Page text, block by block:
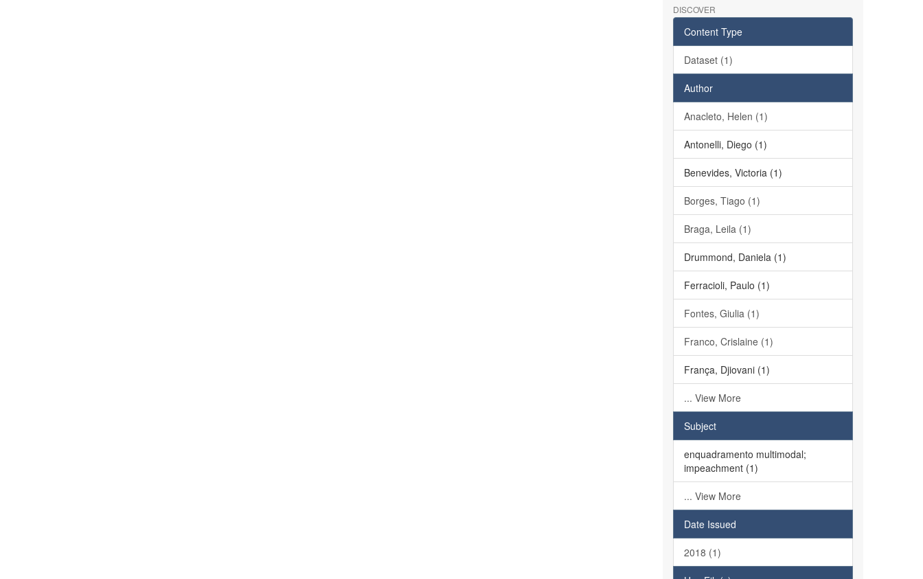
DISCOVER
Content Type
Dataset (1)
Author
Anacleto, Helen (1)
Antonelli, Diego (1)
Benevides, Victoria (1)
Borges, Tiago (1)
Braga, Leila (1)
Drummond, Daniela (1)
Ferracioli, Paulo (1)
Fontes, Giulia (1)
Franco, Crislaine (1)
França, Djiovani (1)
... View More
Subject
enquadramento multimodal;
impeachment (1)
... View More
Date Issued
2018 (1)